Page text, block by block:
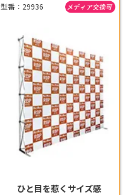
型番：29936
ひと目を惹くサイズ感